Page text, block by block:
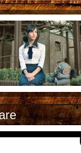
Documenti
Italiani in Costa
L’ambasciata
Opportunità